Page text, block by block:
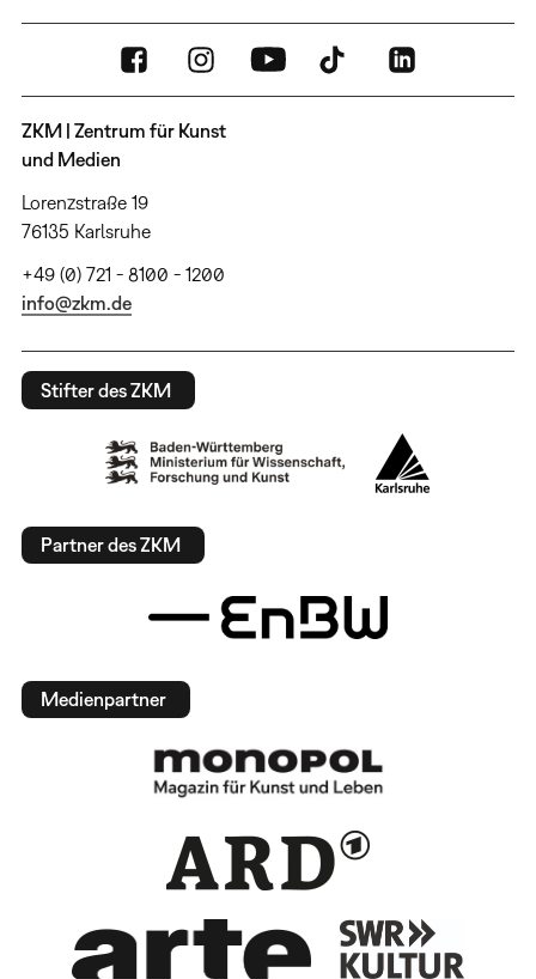
ZKM | Zentrum für Kunst
und Medien
Lorenzstraße 19
76135 Karlsruhe
+49 (0) 721 - 8100 - 1200
info@zkm.de
Stifter des ZKM
Partner des ZKM
Medienpartner